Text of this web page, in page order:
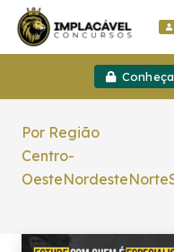
Por Região
Centro-
OesteNordesteNorte